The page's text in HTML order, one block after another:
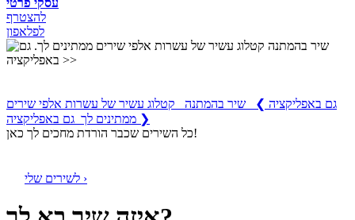
עסקי פרטי
להצטרף
לפלאפון
גם באפליקציה ❯
שיר בהמתנה קטלוג עשיר של עשרות אלפי שירים
ממתינים לך גם באפליקציה ❯
כל השירים שכבר הורדת מחכים לך כאן!
לשירים שלי ›